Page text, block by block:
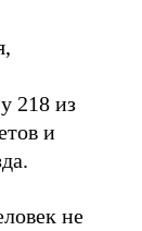
218 из
и
не